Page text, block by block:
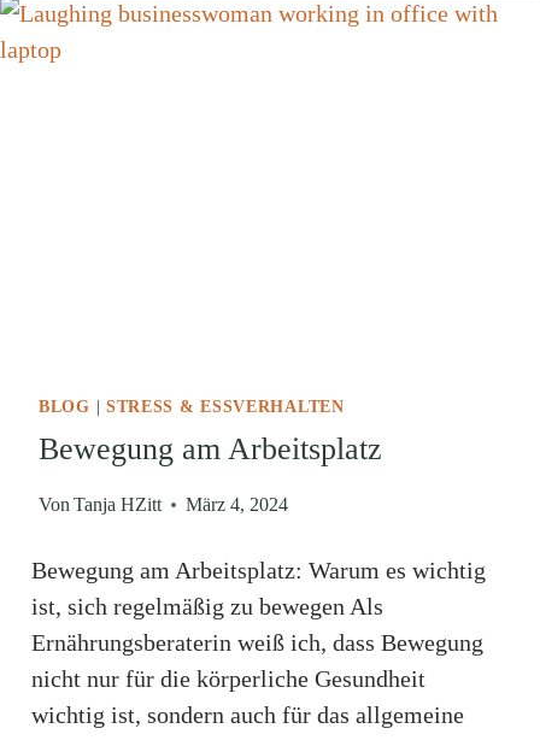
BLOG STRESS & ESSVERHALTEN
Bewegung am Arbeitsplatz
Von Tanja HZitt März 4, 2024
Bewegung am Arbeitsplatz: Warum es wichtig
ist, sich regelmäßig zu bewegen Als
Ernährungsberaterin weiß ich, dass Bewegung
nicht nur für die körperliche Gesundheit
wichtig ist, sondern auch für das allgemeine